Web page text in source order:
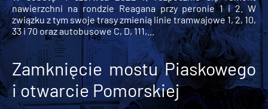
nawierzchni na rondzie Reagana przy peronie 1 i 2. W
związku z tym swoje trasy zmienią linie tramwajowe 1, 2, 10,
33 i 70 oraz autobusowe C, D, 111,...
Zamknięcie mostu Piaskowego
i otwarcie Pomorskiej